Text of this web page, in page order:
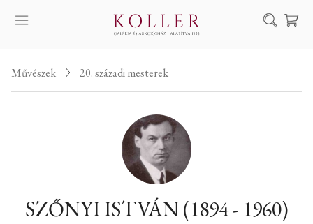
SZOLGÁLTATÁSAINK
ALKOTÁSOK
AUKCIÓ
KIÁLLÍTÁSAINK
HÍREINK
Keresés
Művészek 20. századi mesterek
SZŐNYI ISTVÁN (1894 - 1960)